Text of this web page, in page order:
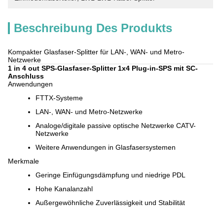
Beschreibung Des Produkts
Kompakter Glasfaser-Splitter für LAN-, WAN- und Metro-
Netzwerke
1 in 4 out SPS-Glasfaser-Splitter 1x4 Plug-in-SPS mit SC-
Anschluss
Anwendungen
FTTX-Systeme
LAN-, WAN- und Metro-Netzwerke
Analoge/digitale passive optische Netzwerke CATV-
Netzwerke
Weitere Anwendungen in Glasfasersystemen
Merkmale
Geringe Einfügungsdämpfung und niedrige PDL
Hohe Kanalanzahl
Außergewöhnliche Zuverlässigkeit und Stabilität